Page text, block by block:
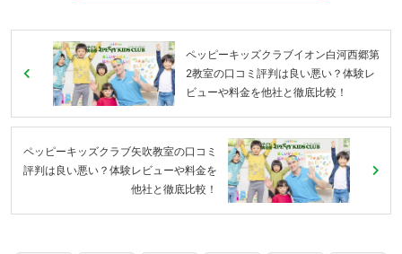
ペッピーキッズクラブイオン白河西郷第
2教室の口コミ評判は良い悪い？体験レ
ビューや料金を他社と徹底比較！
ペッピーキッズクラブ矢吹教室の口コミ
評判は良い悪い？体験レビューや料金を
他社と徹底比較！